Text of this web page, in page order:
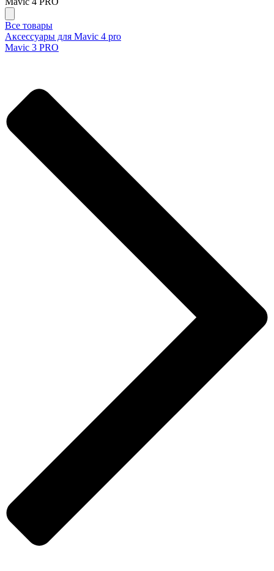
Все товары
Аксессуары для Mavic 4 pro
Mavic 3 PRO